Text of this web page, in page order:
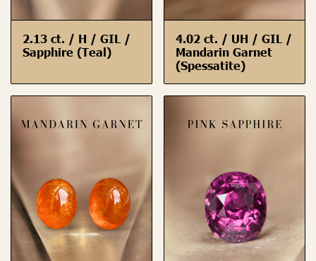
2.13 ct. / H / GIL /
Sapphire (Teal)
4.02 ct. / UH / GIL /
Mandarin Garnet
(Spessatite)